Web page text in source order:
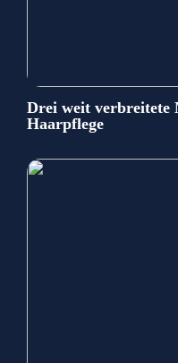
Drei weit verbreitete
Haarpflege